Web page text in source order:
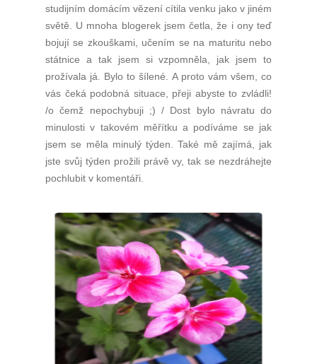
studijním domácím vězení cítila venku jako v jiném
světě. U mnoha blogerek jsem četla, že i ony teď
bojují se zkouškami, učením se na maturitu nebo
státnice a tak jsem si vzpomněla, jak jsem to
prožívala já. Bylo to šílené. A proto vám všem, co
vás čeká podobná situace, přeji abyste to zvládli!
/o čemž nepochybuji ;) / Dost bylo návratu do
minulosti v takovém měřítku a podíváme se jak
jsem se měla minulý týden. Také mě zajímá, jak
jste svůj týden prožili právě vy, tak se nezdráhejte
pochlubit v komentáři.